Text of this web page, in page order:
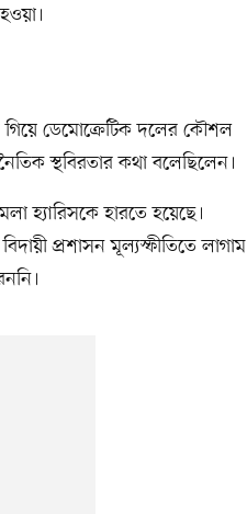
গিয়ে ডেমোক্রেটিক দলের কৌশল
স্থবিরতার কথা বলেছিলেন।
হ্যারিসকে হারতে হয়েছে।
প্রশাসন মূল্যস্ফীতিতে লাগাম